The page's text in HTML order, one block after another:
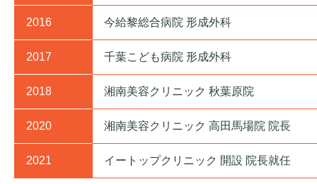
2016 今給黎総合病院 形成外科
2017 千葉こども病院 形成外科
2018 湘南美容クリニック 秋葉原院
2020 湘南美容クリニック 高田馬場院 院長
2021 イートップクリニック 開設 院長就任